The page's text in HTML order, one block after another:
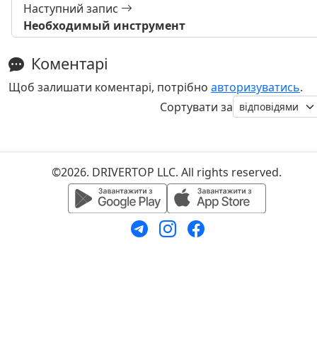
Наступний запис
Необходимый инструмент
Коментарі
Щоб залишати коментарі, потрібно авторизуватись.
Сортувати за
©2026. DRIVERTOP LLC. All rights reserved.